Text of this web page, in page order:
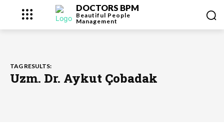
DOCTORS BPM
Beautiful People
Management
TAG RESULTS:
Uzm. Dr. Aykut Çobadak